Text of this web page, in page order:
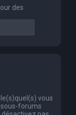
des
vous
forums